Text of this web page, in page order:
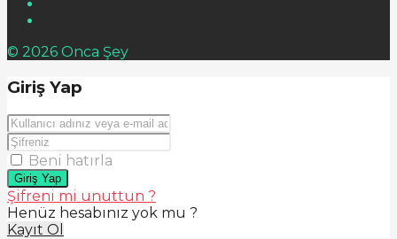
© 2026 Onca Şey
Giriş Yap
Beni hatırla
Giriş Yap
Şifreni mi unuttun ?
Henüz hesabınız yok mu ?
Kayıt Ol